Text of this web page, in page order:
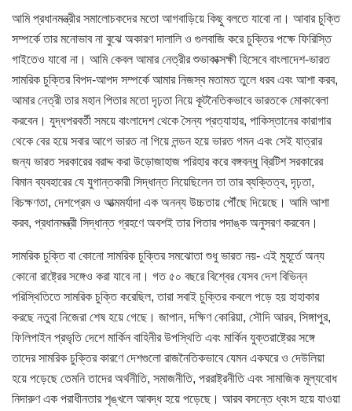
আমি প্রধানমন্ত্রীর সমালোচকদের মতো আগবাড়িয়ে কিছু বলতে যাবো না। আবার চুক্তি
সম্পর্কে তার মনোভাব না বুঝে অকারণ দালালি ও গুলবাজি করে চুক্তির পক্ষে ফিরিস্তি
গাইতেও যাবো না। আমি কেবল আমার নেত্রীর শুভাকাক্সক্ষী হিসেবে বাংলাদেশ-ভারত
সামরিক চুক্তির বিপদ-আপদ সম্পর্কে আমার নিজস্ব মতামত তুলে ধরব এবং আশা করব,
আমার নেত্রী তার মহান পিতার মতো দৃঢ়তা নিয়ে কূটনৈতিকভাবে ভারতকে মোকাবেলা
করবেন। যুদ্ধপরবর্তী সময়ে বাংলাদেশ থেকে সৈন্য প্রত্যাহার, পাকিস্তানের কারাগার
থেকে বের হয়ে সবার আগে ভারত না গিয়ে লন্ডন হয়ে ভারত গমন এবং সেই যাত্রার
জন্য ভারত সরকারের বরাদ্দ করা উড়োজাহাজ পরিহার করে বঙ্গবন্ধু ব্রিটিশ সরকারের
বিমান ব্যবহারের যে যুগান্তকারী সিদ্ধান্ত নিয়েছিলেন তা তার ব্যক্তিত্ব, দৃঢ়তা,
বিচক্ষণতা, দেশপ্রেম ও আত্মমর্যাদা এক অনন্য উচ্চতায় পৌঁছে দিয়েছে। আমি আশা
করব, প্রধানমন্ত্রী সিদ্ধান্ত গ্রহণে অবশই তার পিতার পদাঙ্ক অনুসরণ করবেন।
সামরিক চুক্তি বা কোনো সামরিক চুক্তির সমঝোতা শুধু ভারত নয়- এই মুহূর্তে অন্য
কোনো রাষ্ট্রের সঙ্গেও করা যাবে না। গত ৫০ বছরে বিশ্বের যেসব দেশ বিভিন্ন
পরিস্থিতিতে সামরিক চুক্তি করেছিল, তারা সবাই চুক্তির কবলে পড়ে হয় হাহাকার
করছে নতুবা নিজেরা শেষ হয়ে গেছে। জাপান, দক্ষিণ কোরিয়া, সৌদি আরব, সিঙ্গাপুর,
ফিলিপাইন প্রভৃতি দেশে মার্কিন বাহিনীর উপস্থিতি এবং মার্কিন যুক্তরাষ্ট্রের সঙ্গে
তাদের সামরিক চুক্তির কারণে দেশগুলো রাজনৈতিকভাবে যেমন একঘরে ও দেউলিয়া
হয়ে পড়েছে তেমনি তাদের অর্থনীতি, সমাজনীতি, পররাষ্ট্রনীতি এবং সামাজিক মূল্যবোধ
নিদারুণ এক পরাধীনতার শৃঙ্খলে আবদ্ধ হয়ে পড়েছে। আরব বসন্তে ধ্বংস হয়ে যাওয়া